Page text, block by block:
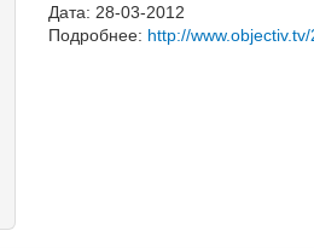
Дата: 28-03-2012
Подробнее: http://